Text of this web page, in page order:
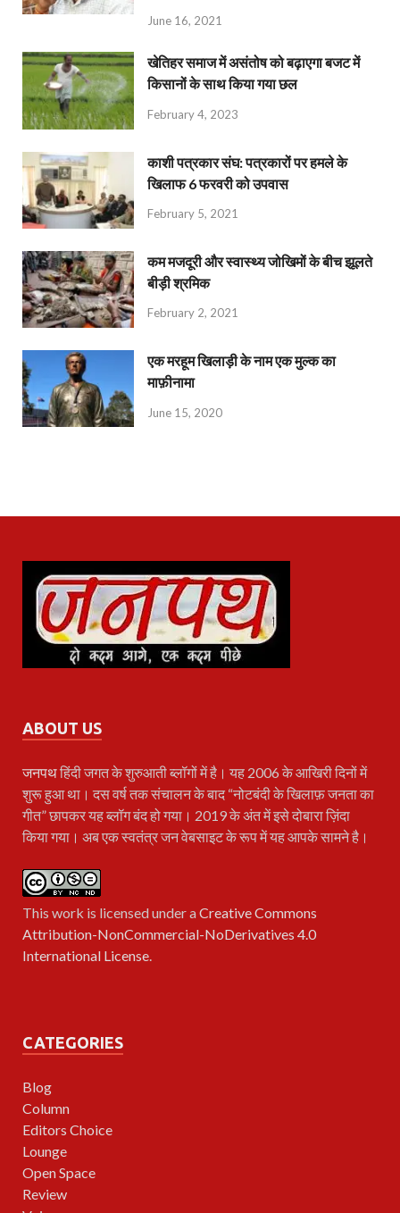
June 16, 2021
खेतिहर समाज में असंतोष को बढ़ाएगा बजट में
किसानों के साथ किया गया छल
February 4, 2023
काशी पत्रकार संघ: पत्रकारों पर हमले के
खिलाफ 6 फरवरी को उपवास
February 5, 2021
कम मजदूरी और स्वास्थ्य जोखिमों के बीच झूलते
बीड़ी श्रमिक
February 2, 2021
एक मरहूम खिलाड़ी के नाम एक मुल्क का
माफ़ीनामा
June 15, 2020
ABOUT US
जनपथहिंदी जगत के शुरुआती ब्लॉगों में है। यह 2006 के आखिरी दिनों में
शुरू हुआ था। दस वर्ष तक संचालन के बाद “नोटबंदी के खिलाफ़ जनता का
गीत” छापकर यह ब्लॉग बंद हो गया। 2019 के अंत में इसे दोबारा ज़िंदा
किया गया। अब एक स्वतंत्र जन वेबसाइट के रूप में यह आपके सामने है।
This work is licensed under aCreative Commons
Attribution-NonCommercial-NoDerivatives 4.0
International License.
CATEGORIES
Blog
Column
Editors Choice
Lounge
Open Space
Review